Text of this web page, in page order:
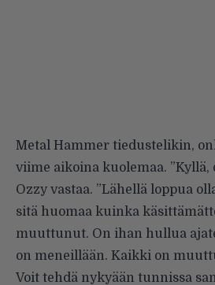
Metal Hammer tiedustelikin,
viime aikoina kuolemaa. ”Kyllä,
Ozzy vastaa. ”Lähellä loppua
sitä huomaa kuinka
muuttunut. On ihan hullua
on meneillään. Kaikki on
Voit tehdä nykyään tunnissa